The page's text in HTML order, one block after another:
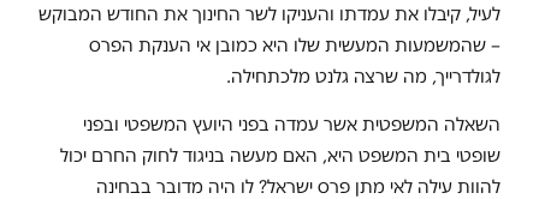
לעיל, קיבלו את עמדתו והעניקו לשר החינוך את החודש המבוקש
– שהמשמעות המעשית שלו היא כמובן אי הענקת הפרס
לגולדרייך, מה שרצה גלנט מלכתחילה.
השאלה המשפטית אשר עמדה בפני היועץ המשפטי ובפני
שופטי בית המשפט היא, האם מעשה בניגוד לחוק החרם יכול
להוות עילה לאי מתן פרס ישראל? לו היה מדובר בבחינה